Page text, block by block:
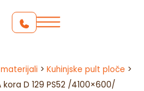
> Kuhinjske pult ploče >
kora D 129 PS52 /4100×600/